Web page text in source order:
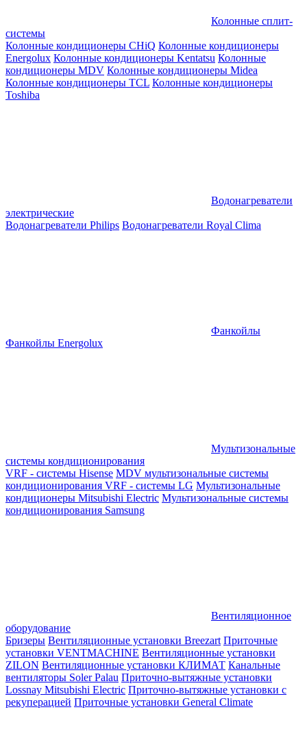
Колонные сплит-
системы
Колонные кондиционеры CHiQ Колонные кондиционеры
Energolux Колонные кондиционеры Kentatsu Колонные
кондиционеры MDV Колонные кондиционеры Midea
Колонные кондиционеры TCL Колонные кондиционеры
Toshiba
Водонагреватели
электрические
Водонагреватели Philips Водонагреватели Royal Clima
Фанкойлы
Фанкойлы Energolux
Мультизональные
системы кондиционирования
VRF - системы Hisense MDV мультизональные системы
кондиционирования VRF - системы LG Мультизональные
кондиционеры Mitsubishi Electric Мультизональные системы
кондиционирования Samsung
Вентиляционное
оборудование
Бризеры Вентиляционные установки Breezart Приточные
установки VENTMACHINE Вентиляционные установки
ZILON Вентиляционные установки КЛИМАТ Канальные
вентиляторы Soler Palau Приточно-вытяжные установки
Lossnay Mitsubishi Electric Приточно-вытяжные установки с
рекуперацией Приточные установки General Climate